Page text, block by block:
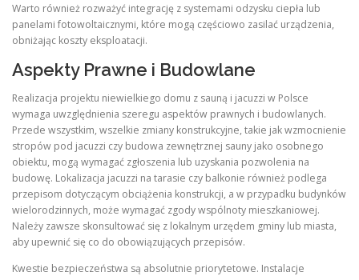
Warto również rozważyć integrację z systemami odzysku ciepła lub
panelami fotowoltaicznymi, które mogą częściowo zasilać urządzenia,
obniżając koszty eksploatacji.
Aspekty Prawne i Budowlane
Realizacja projektu niewielkiego domu z sauną i jacuzzi w Polsce
wymaga uwzględnienia szeregu aspektów prawnych i budowlanych.
Przede wszystkim, wszelkie zmiany konstrukcyjne, takie jak wzmocnienie
stropów pod jacuzzi czy budowa zewnętrznej sauny jako osobnego
obiektu, mogą wymagać zgłoszenia lub uzyskania pozwolenia na
budowę. Lokalizacja jacuzzi na tarasie czy balkonie również podlega
przepisom dotyczącym obciążenia konstrukcji, a w przypadku budynków
wielorodzinnych, może wymagać zgody wspólnoty mieszkaniowej.
Należy zawsze skonsultować się z lokalnym urzędem gminy lub miasta,
aby upewnić się co do obowiązujących przepisów.
Kwestie bezpieczeństwa są absolutnie priorytetowe. Instalacje